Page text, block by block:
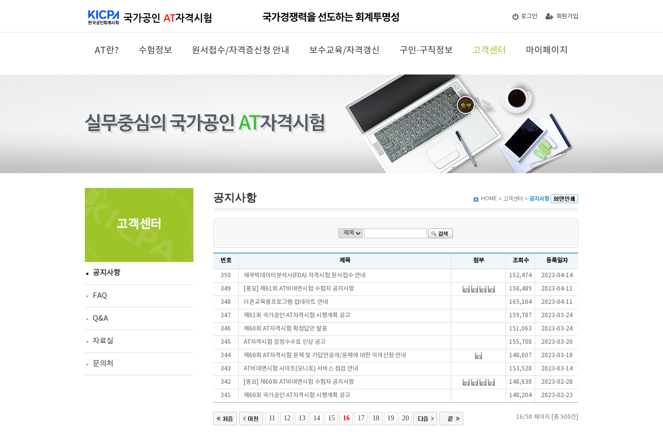
로그인 회원가입
AT란? 수험정보 원서접수/자격증신청 안내 보수교육/자격갱신 구인·구직정보 고객센터 마이페이지
고객센터
공지사항
FAQ
Q&A
자료실
문의처
공지사항 HOME > 고객센터 > 공지사항
번호 제목 첨부 조회수 등록일자
350 재무빅데이터분석사(FDA) 자격시험 원서접수 안내 152,474 2023-04-14
349 [중요] 제61회 AT비대면시험 수험자 공지사항 158,489 2023-04-11
348 더존교육용프로그램 업데이트 안내 165,104 2023-04-11
347 제61회 국가공인 AT자격시험 시행계획 공고 159,787 2023-03-24
346 제60회 AT자격시험 확정답안 발표 151,063 2023-03-24
345 AT자격시험 검정수수료 인상 공고 155,708 2023-03-20
344 제60회 AT자격시험 문제 및 가답안공개/문제에 대한 이의신청 안내 148,607 2023-03-18
343 AT비대면시험 사이트(모니토) 서비스 점검 안내 153,528 2023-03-14
342 [중요] 제60회 AT비대면시험 수험자 공지사항 148,638 2023-02-28
341 제60회 국가공인 AT자격시험 시행계획 공고 148,204 2023-02-23
11 12 13 14 15 16 17 18 19 20 16/50 페이지 [총 500건]